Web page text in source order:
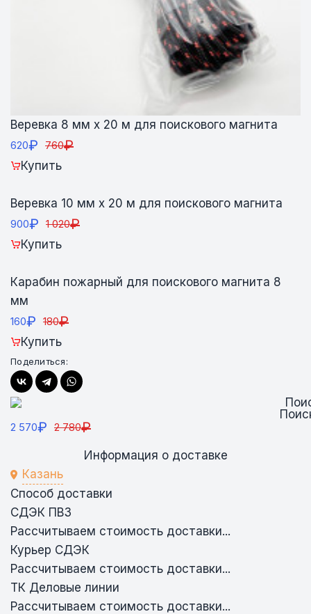
Веревка 8 мм х 20 м для поискового магнита
620₽ 760₽
Купить
Веревка 10 мм х 20 м для поискового магнита
900₽ 1 020₽
Купить
Карабин пожарный для поискового магнита 8
мм
160₽ 180₽
Купить
Поделиться:
2 570₽ 2 780₽
Информация о доставке
Казань
Способ доставки
СДЭК ПВЗ
Рассчитываем стоимость доставки...
Курьер СДЭК
Рассчитываем стоимость доставки...
ТК Деловые линии
Рассчитываем стоимость доставки...